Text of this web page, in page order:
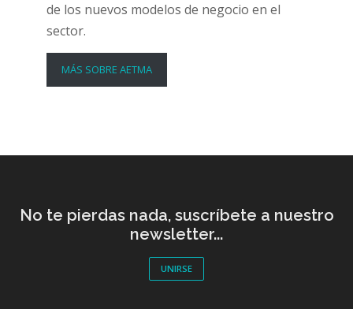
de los nuevos modelos de negocio en el
sector.
MÁS SOBRE AETMA
No te pierdas nada, suscríbete a nuestro
newsletter...
UNIRSE